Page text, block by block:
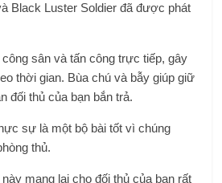
Black Luster Soldier đã được phát
sân và tấn công trực tiếp, gây
thời gian. Bùa chú và bẫy giúp giữ
đối thủ của bạn bắn trả.
sự là một bộ bài tốt vì chúng
thủ.
mang lại cho đối thủ của bạn rất